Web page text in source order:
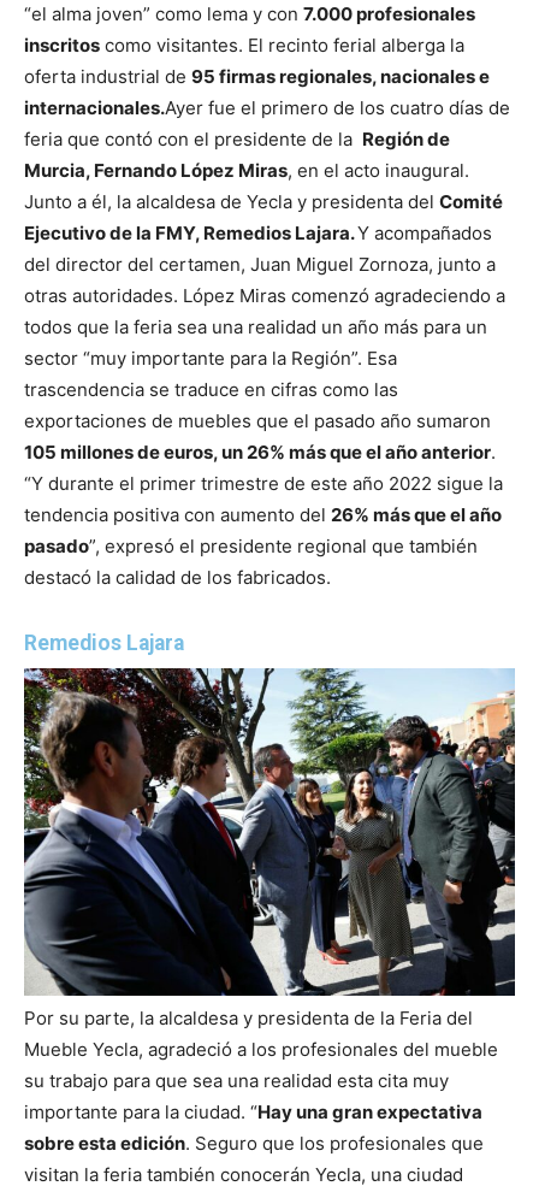
“el alma joven” como lema y con 7.000 profesionales
inscritos como visitantes. El recinto ferial alberga la
oferta industrial de 95 firmas regionales, nacionales e
internacionales.Ayer fue el primero de los cuatro días de
feria que contó con el presidente de la Región de
Murcia, Fernando López Miras, en el acto inaugural.
Junto a él, la alcaldesa de Yecla y presidenta del Comité
Ejecutivo de la FMY, Remedios Lajara.Y acompañados
del director del certamen, Juan Miguel Zornoza, junto a
otras autoridades. López Miras comenzó agradeciendo a
todos que la feria sea una realidad un año más para un
sector “muy importante para la Región”. Esa
trascendencia se traduce en cifras como las
exportaciones de muebles que el pasado año sumaron
105 millones de euros, un 26% más que el año anterior.
“Y durante el primer trimestre de este año 2022 sigue la
tendencia positiva con aumento del 26% más que el año
pasado”, expresó el presidente regional que también
destacó la calidad de los fabricados.
Remedios Lajara
Por su parte, la alcaldesa y presidenta de la Feria del
Mueble Yecla, agradeció a los profesionales del mueble
su trabajo para que sea una realidad esta cita muy
importante para la ciudad. “Hay una gran expectativa
sobre esta edición. Seguro que los profesionales que
visitan la feria también conocerán Yecla, una ciudad